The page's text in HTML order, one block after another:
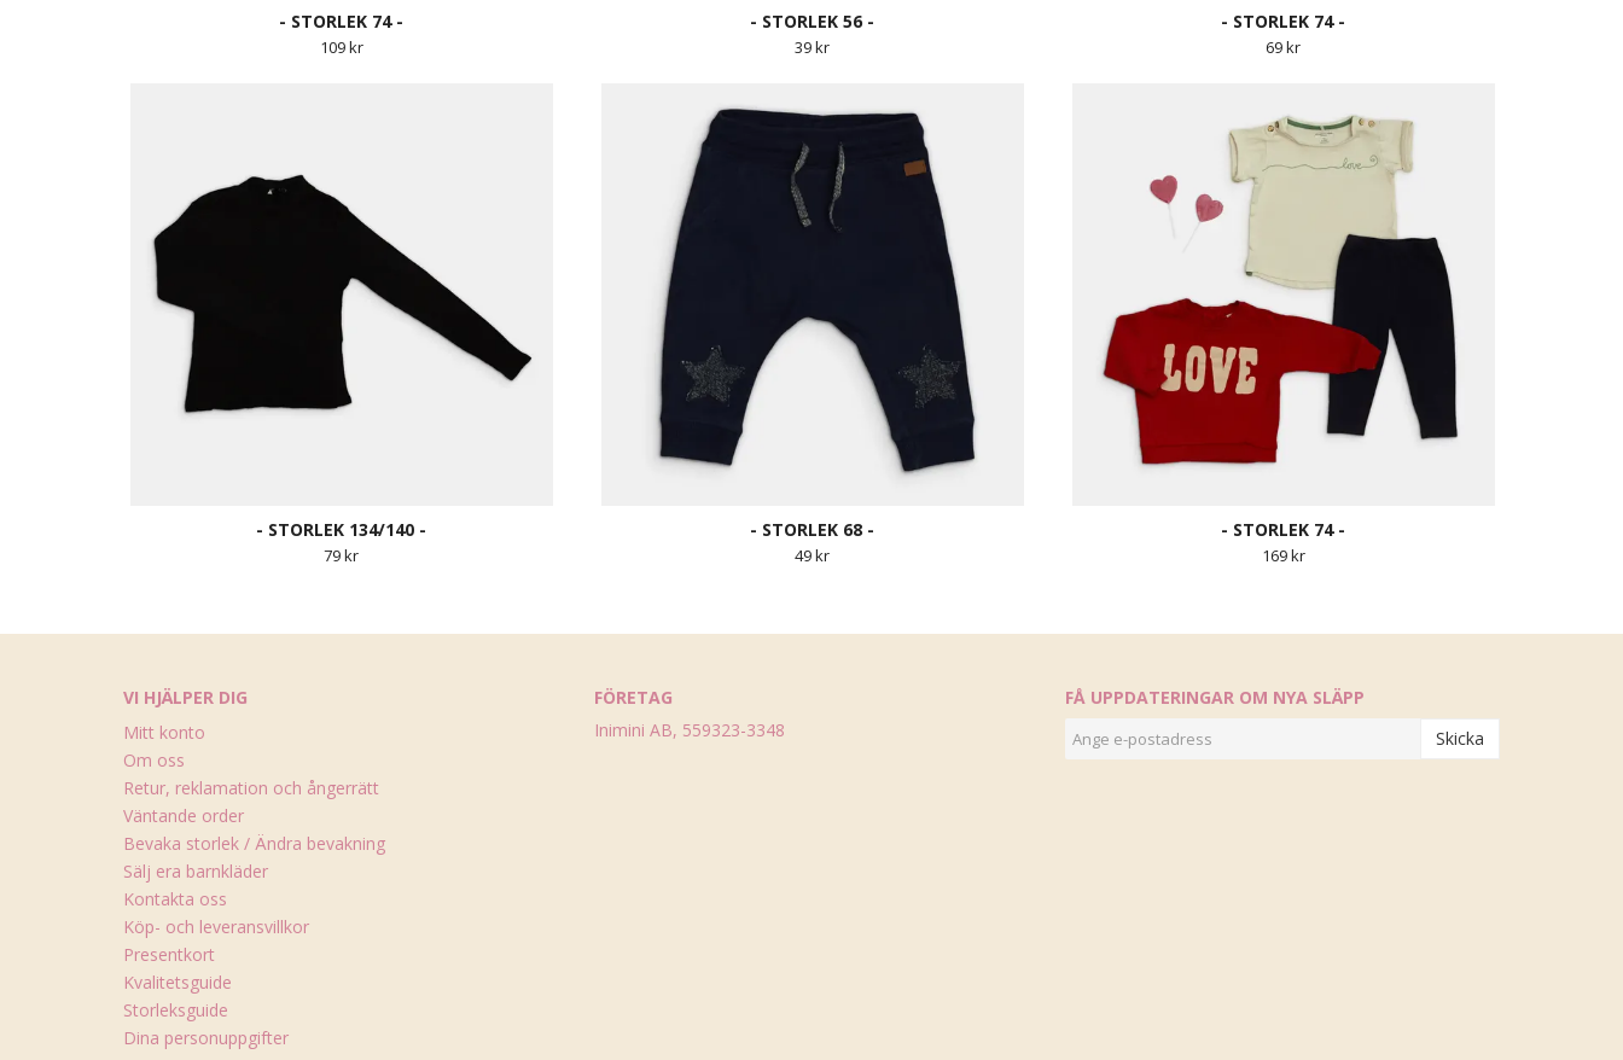
- STORLEK 74 -
109 kr
- STORLEK 56 -
39 kr
- STORLEK 74 -
69 kr
- STORLEK 134/140 -
79 kr
- STORLEK 68 -
49 kr
- STORLEK 74 -
169 kr
VI HJÄLPER DIG
Mitt konto
Om oss
Retur, reklamation och ångerrätt
Väntande order
Bevaka storlek / Ändra bevakning
Sälj era barnkläder
Kontakta oss
Köp- och leveransvillkor
Presentkort
Kvalitetsguide
Storleksguide
Dina personuppgifter
FÖRETAG
Inimini AB, 559323-3348
FÅ UPPDATERINGAR OM NYA SLÄPP
Skicka